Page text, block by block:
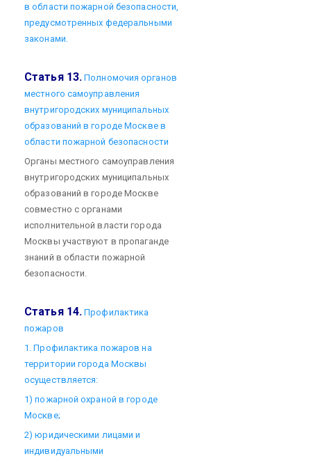
в области пожарной безопасности,
предусмотренных федеральными
законами.
Статья 13. Полномочия органов
местного самоуправления
внутригородских муниципальных
образований в городе Москве в
области пожарной безопасности
Органы местного самоуправления
внутригородских муниципальных
образований в городе Москве
совместно с органами
исполнительной власти города
Москвы участвуют в пропаганде
знаний в области пожарной
безопасности.
Статья 14. Профилактика
пожаров
1. Профилактика пожаров на
территории города Москвы
осуществляется:
1) пожарной охраной в городе
Москве;
2) юридическими лицами и
индивидуальными